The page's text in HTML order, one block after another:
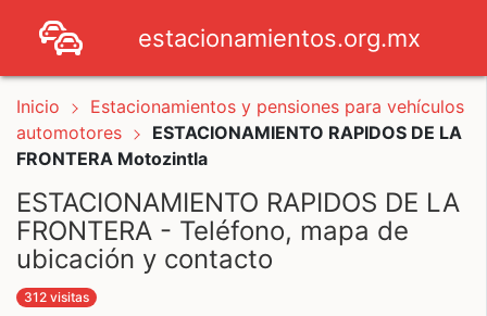
estacionamientos.org.mx
Inicio
Estacionamientos y pensiones para vehículos
automotores
ESTACIONAMIENTO RAPIDOS DE LA
FRONTERA Motozintla
ESTACIONAMIENTO RAPIDOS DE LA
FRONTERA - Teléfono, mapa de
ubicación y contacto
312 visitas